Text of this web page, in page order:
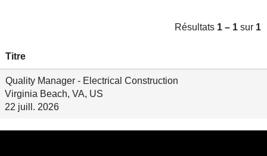
Résultats 1 – 1 sur 1
Titre
Quality Manager - Electrical Construction
Virginia Beach, VA, US
22 juill. 2026